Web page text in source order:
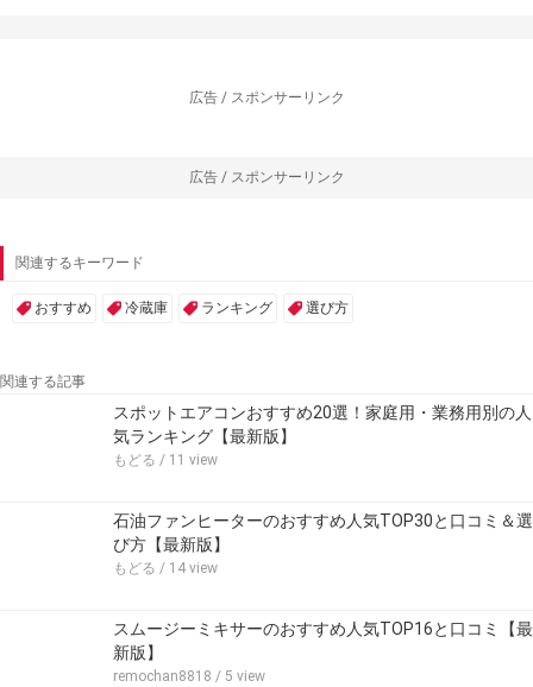
広告 / スポンサーリンク
広告 / スポンサーリンク
関連するキーワード
おすすめ 冷蔵庫 ランキング 選び方
関連する記事
スポットエアコンおすすめ20選！家庭用・業務用別の人
気ランキング【最新版】
もどる / 11 view
石油ファンヒーターのおすすめ人気TOP30と口コミ＆選
び方【最新版】
もどる / 14 view
スムージーミキサーのおすすめ人気TOP16と口コミ【最
新版】
remochan8818 / 5 view